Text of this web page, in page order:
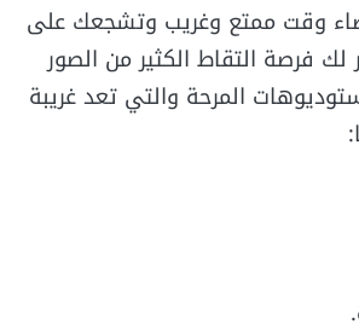
وقت ممتع وغريب وتشجعك على
لك فرصة التقاط الكثير من الصور
المرحة والتي تعد غريبة